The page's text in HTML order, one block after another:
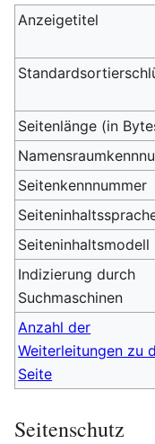
Anzeigetitel
Seitenlänge (in
Seitenkennnummer
Seiteninhaltsmodell
Indizierung durch
Suchmaschinen
Anzahl der
Weiterleitungen zu
Seite
Seitenschutz